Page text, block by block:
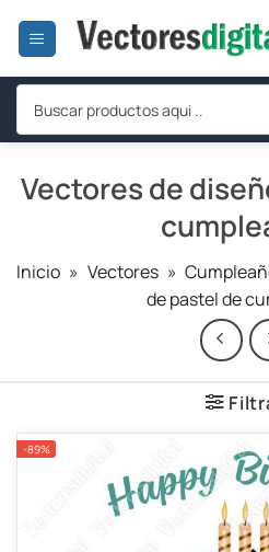
Búsqueda
productos
Vectores de
Inicio » Vectores »
de pastel de
-89%